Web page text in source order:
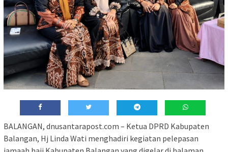
BALANGAN, dnusantarapost.com – Ketua DPRD Kabupaten
Balangan, Hj Linda Wati menghadiri kegiatan pelepasan